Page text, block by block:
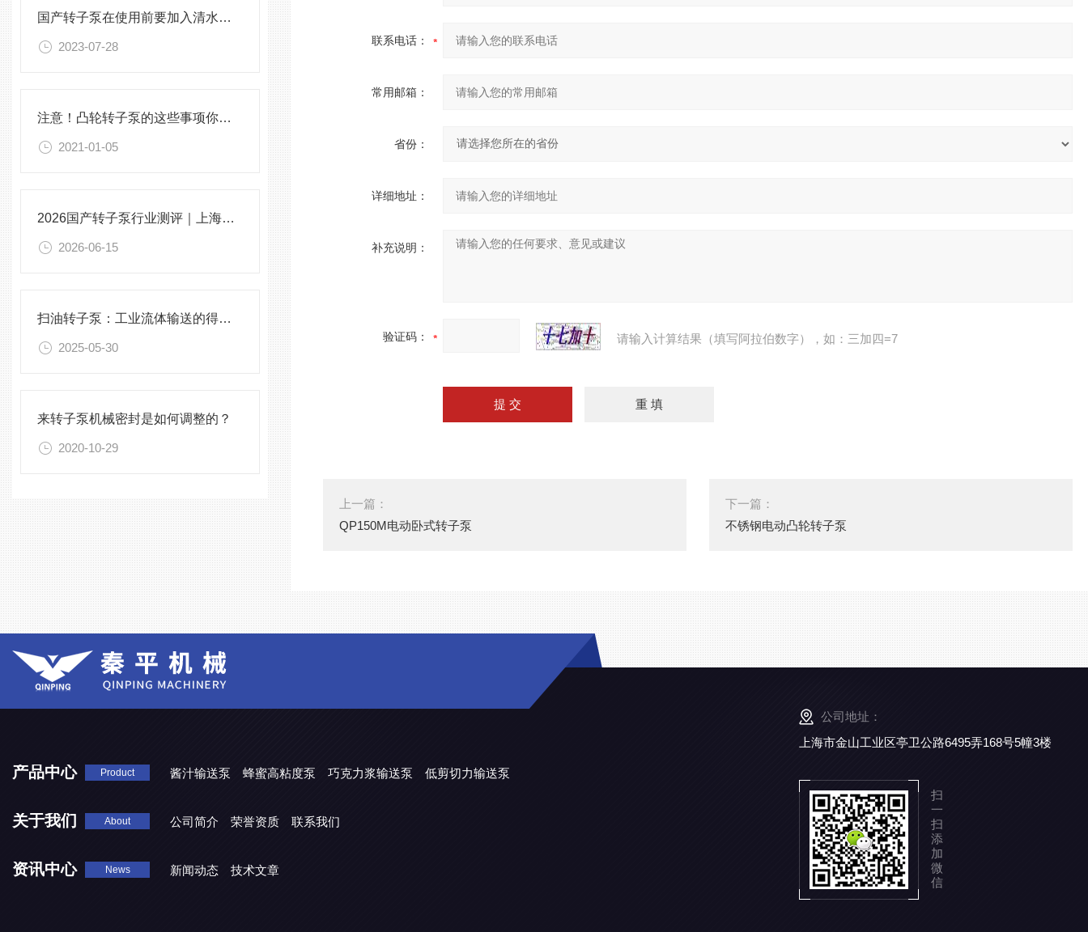
国产转子泵在使用前要加入清水吗？
2023-07-28
注意！凸轮转子泵的这些事项你了解几点
2021-01-05
2026国产转子泵行业测评｜上海实力厂家秦平机械工况适配解析
2026-06-15
扫油转子泵：工业流体输送的得力助手
2025-05-30
来转子泵机械密封是如何调整的？
2020-10-29
联系电话：
常用邮箱：
省份：
详细地址：
补充说明：
验证码： 请输入计算结果（填写阿拉伯数字），如：三加四=7
上一篇：
QP150M电动卧式转子泵
下一篇：
不锈钢电动凸轮转子泵
产品中心 Product 酱汁输送泵 蜂蜜高粘度泵 巧克力浆输送泵 低剪切力输送泵
关于我们 About 公司简介 荣誉资质 联系我们
资讯中心 News 新闻动态 技术文章
公司地址：
上海市金山工业区亭卫公路6495弄168号5幢3楼
扫
一
扫
添
加
微
信